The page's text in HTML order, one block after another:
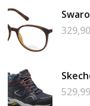
329,90
529,99